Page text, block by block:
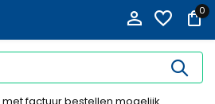
0